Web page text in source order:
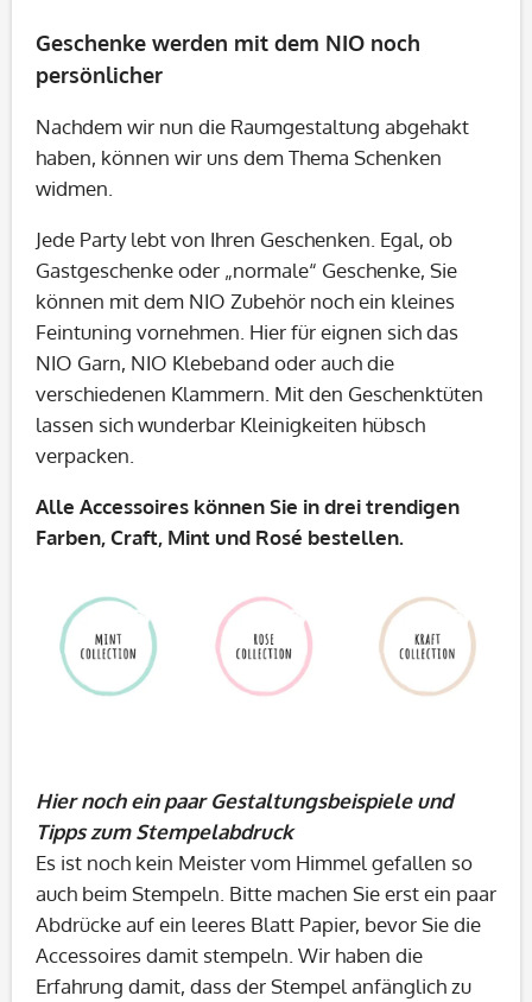
Geschenke werden mit dem NIO noch
persönlicher
Nachdem wir nun die Raumgestaltung abgehakt
haben, können wir uns dem Thema Schenken
widmen.
Jede Party lebt von Ihren Geschenken. Egal, ob
Gastgeschenke oder „normale“ Geschenke, Sie
können mit dem NIO Zubehör noch ein kleines
Feintuning vornehmen. Hier für eignen sich das
NIO Garn, NIO Klebeband oder auch die
verschiedenen Klammern. Mit den Geschenktüten
lassen sich wunderbar Kleinigkeiten hübsch
verpacken.
Alle Accessoires können Sie in drei trendigen
Farben, Craft, Mint und Rosé bestellen.
Hier noch ein paar Gestaltungsbeispiele und
Tipps zum Stempelabdruck
Es ist noch kein Meister vom Himmel gefallen so
auch beim Stempeln. Bitte machen Sie erst ein paar
Abdrücke auf ein leeres Blatt Papier, bevor Sie die
Accessoires damit stempeln. Wir haben die
Erfahrung damit, dass der Stempel anfänglich zu